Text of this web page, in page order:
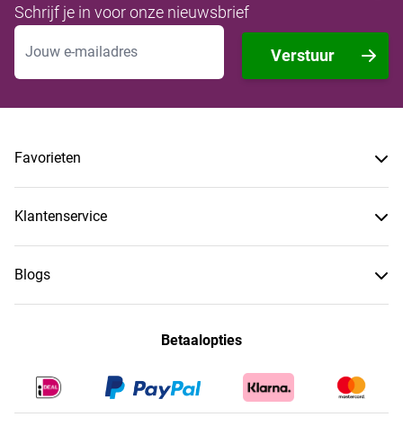
Schrijf je in voor onze nieuwsbrief
E-mailadres
Verstuur
Favorieten
Klantenservice
Blogs
Betaalopties